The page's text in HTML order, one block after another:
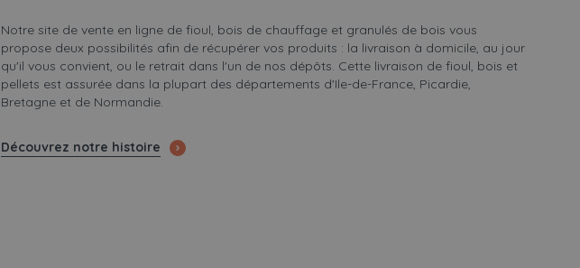
Notre site de vente en ligne de fioul, bois de chauffage et granulés de bois vous
propose deux possibilités afin de récupérer vos produits : la livraison à domicile, au jour
qu'il vous convient, ou le retrait dans l'un de nos dépôts. Cette livraison de fioul, bois et
pellets est assurée dans la plupart des départements d'Ile-de-France, Picardie,
Bretagne et de Normandie.
Découvrez notre histoire